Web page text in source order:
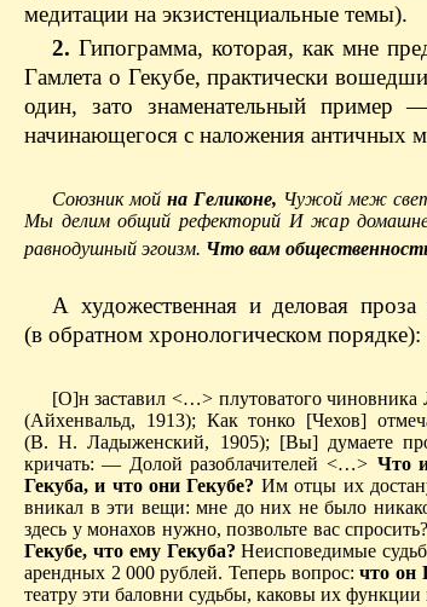
медитации на экзистенциальные темы).
2. Гипограмма, которая, как мне
Гамлета о Гекубе, практически
один, зато знаменательный
начинающегося с наложения античных
Союзник мойна Геликоне, Чужой меж
Мы делим общий рефекторий И жар
равнодушный эгоизм. Что вам
А художественная и деловая
(в обратном хронологическом порядке):
[О]н заставил <…> плутоватого
(Айхенвальд, 1913); Как тонко [Чехов]
(В. Н. Ладыженский, 1905); [Вы] думаете
кричать: — Долой разоблачителей <…> Что
Гекуба, и что они Гекубе? Им отцы их
вникал в эти вещи: мне до них не было
здесь у монахов нужно, позвольте вас спросить?
Гекубе, что ему Гекуба?Неисповедимые
арендных 2 000 рублей. Теперь вопрос:что он
театру эти баловни судьбы, каковы их функции